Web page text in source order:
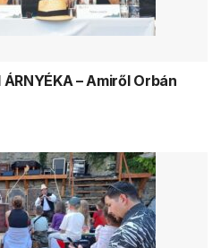
– Amiről Orbán